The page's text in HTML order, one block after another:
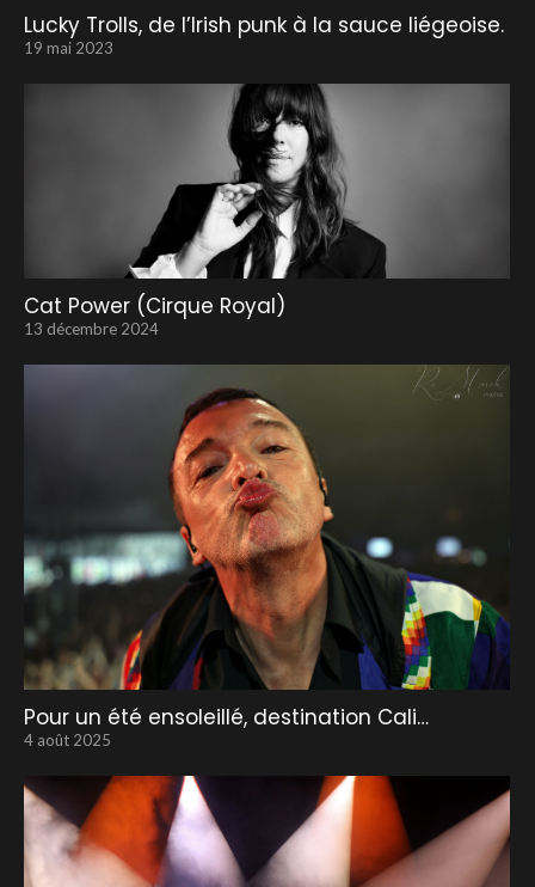
Lucky Trolls, de l’Irish punk à la sauce liégeoise.
19 mai 2023
Cat Power (Cirque Royal)
13 décembre 2024
Pour un été ensoleillé, destination Cali…
4 août 2025